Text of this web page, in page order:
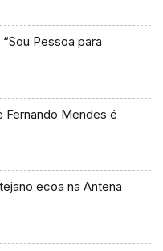
Pessoa para
Fernando Mendes é
ecoa na Antena